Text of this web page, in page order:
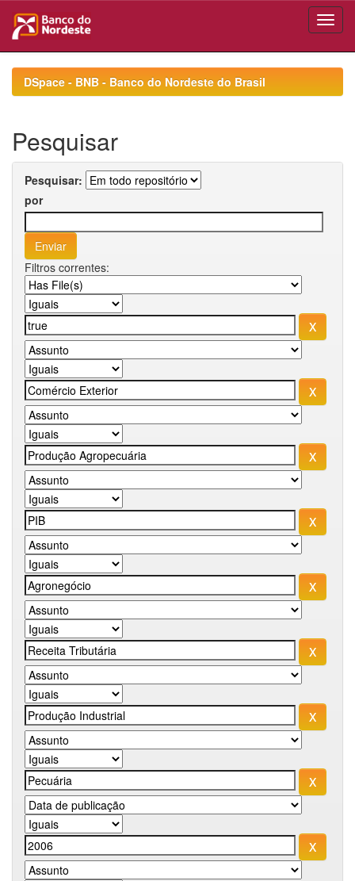
navigationDSpace - BNB - Banco do Nordeste do Brasil
Pesquisar
Pesquisar:
por
Filtros correntes: